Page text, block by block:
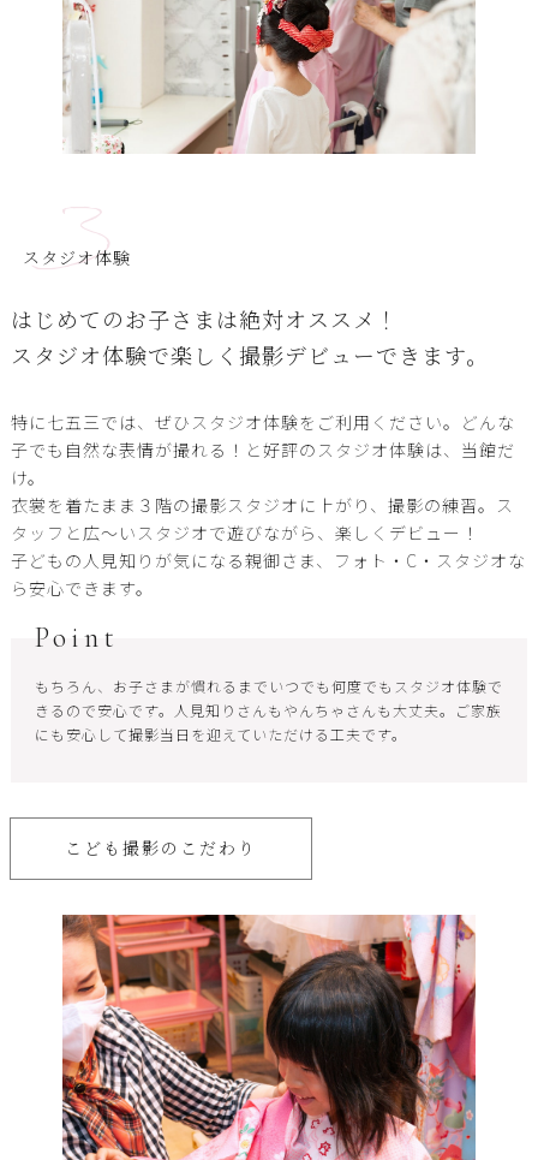
3
スタジオ体験
はじめてのお子さまは絶対オススメ！
スタジオ体験で楽しく撮影デビューできます。
特に七五三では、ぜひスタジオ体験をご利用ください。どんな
子でも自然な表情が撮れる！と好評のスタジオ体験は、当館だ
け。
衣裳を着たまま３階の撮影スタジオに上がり、撮影の練習。ス
タッフと広〜いスタジオで遊びながら、楽しくデビュー！
子どもの人見知りが気になる親御さま、フォト・C・スタジオな
ら安心できます。
Point
もちろん、お子さまが慣れるまでいつでも何度でもスタジオ体験で
きるので安心です。人見知りさんもやんちゃさんも大丈夫。ご家族
にも安心して撮影当日を迎えていただける工夫です。
こども撮影のこだわり